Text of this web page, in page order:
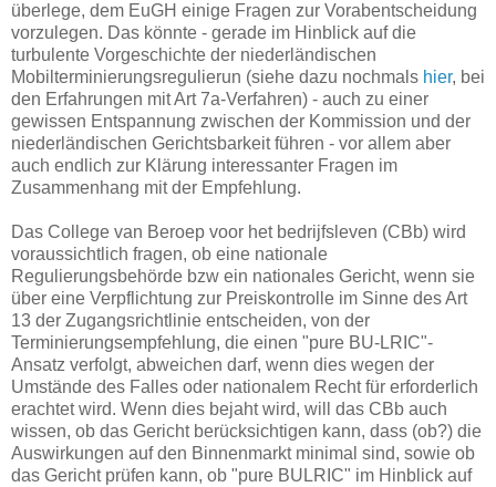
überlege, dem EuGH einige Fragen zur Vorabentscheidung
vorzulegen. Das könnte - gerade im Hinblick auf die
turbulente Vorgeschichte der niederländischen
Mobilterminierungsregulierun (siehe dazu nochmals hier, bei
den Erfahrungen mit Art 7a-Verfahren) - auch zu einer
gewissen Entspannung zwischen der Kommission und der
niederländischen Gerichtsbarkeit führen - vor allem aber
auch endlich zur Klärung interessanter Fragen im
Zusammenhang mit der Empfehlung.
Das College van Beroep voor het bedrijfsleven (CBb) wird
voraussichtlich fragen, ob eine nationale
Regulierungsbehörde bzw ein nationales Gericht, wenn sie
über eine Verpflichtung zur Preiskontrolle im Sinne des Art
13 der Zugangsrichtlinie entscheiden, von der
Terminierungsempfehlung, die einen "pure BU-LRIC"-
Ansatz verfolgt, abweichen darf, wenn dies wegen der
Umstände des Falles oder nationalem Recht für erforderlich
erachtet wird. Wenn dies bejaht wird, will das CBb auch
wissen, ob das Gericht berücksichtigen kann, dass (ob?) die
Auswirkungen auf den Binnenmarkt minimal sind, sowie ob
das Gericht prüfen kann, ob "pure BULRIC" im Hinblick auf